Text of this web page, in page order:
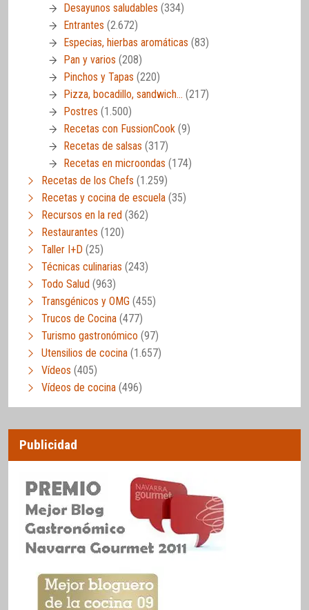
Desayunos saludables (334)
Entrantes (2.672)
Especias, hierbas aromáticas (83)
Pan y varios (208)
Pinchos y Tapas (220)
Pizza, bocadillo, sandwich… (217)
Postres (1.500)
Recetas con FussionCook (9)
Recetas de salsas (317)
Recetas en microondas (174)
Recetas de los Chefs (1.259)
Recetas y cocina de escuela (35)
Recursos en la red (362)
Restaurantes (120)
Taller I+D (25)
Técnicas culinarias (243)
Todo Salud (963)
Transgénicos y OMG (455)
Trucos de Cocina (477)
Turismo gastronómico (97)
Utensilios de cocina (1.657)
Vídeos (405)
Vídeos de cocina (496)
Publicidad